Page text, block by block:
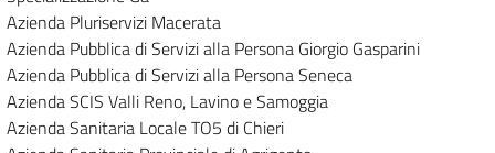
Azienda Pluriservizi Macerata
Azienda Pubblica di Servizi alla Persona Giorgio Gasparini
Azienda Pubblica di Servizi alla Persona Seneca
Azienda SCIS Valli Reno, Lavino e Samoggia
Azienda Sanitaria Locale TO5 di Chieri